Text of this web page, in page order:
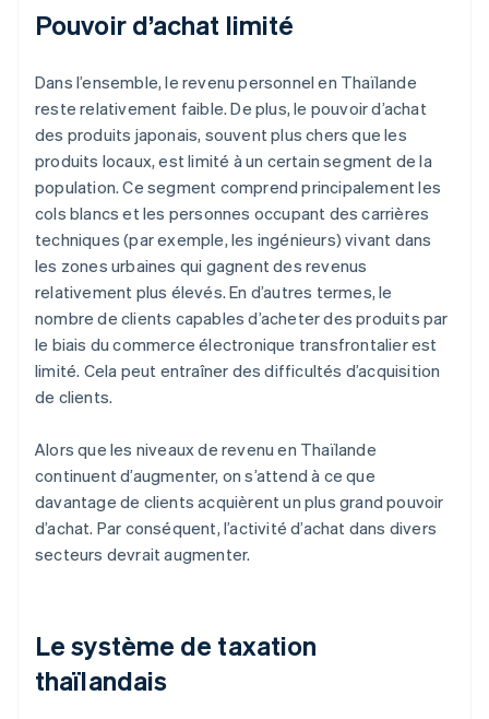
Pouvoir d’achat limité
Dans l’ensemble, le revenu personnel en Thaïlande
reste relativement faible. De plus, le pouvoir d’achat
des produits japonais, souvent plus chers que les
produits locaux, est limité à un certain segment de la
population. Ce segment comprend principalement les
cols blancs et les personnes occupant des carrières
techniques (par exemple, les ingénieurs) vivant dans
les zones urbaines qui gagnent des revenus
relativement plus élevés. En d’autres termes, le
nombre de clients capables d’acheter des produits par
le biais du commerce électronique transfrontalier est
limité. Cela peut entraîner des difficultés d’acquisition
de clients.
Alors que les niveaux de revenu en Thaïlande
continuent d’augmenter, on s’attend à ce que
davantage de clients acquièrent un plus grand pouvoir
d’achat. Par conséquent, l’activité d’achat dans divers
secteurs devrait augmenter.
Le système de taxation
thaïlandais